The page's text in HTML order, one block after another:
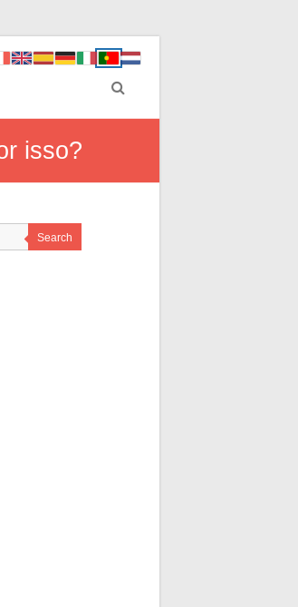
isso?
Search